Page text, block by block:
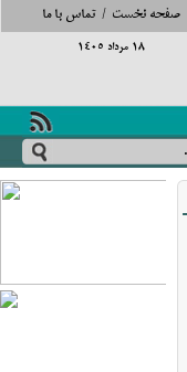
صفحه نخست / تماس با ما
18 مرداد 1405